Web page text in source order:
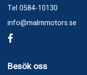
Tel 0584-10130
info@malmmotors.se
Besök oss